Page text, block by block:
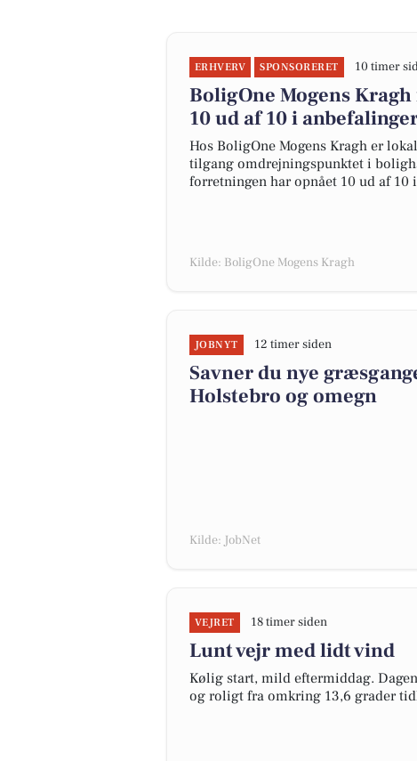
ERHVERV SPONSORERET 10 timer
BoligOne Mogens
10 ud af 10 i
Hos BoligOne Mogens Kragh er
tilgang omdrejningspunktet i
forretningen har opnået 10 ud af 10
Kilde: BoligOne Mogens Kragh
JOBNYT 12 timer siden
Savner du nye
Holstebro og omegn
Kilde: JobNet
VEJRET 18 timer siden
Lunt vejr med lidt vind
Kølig start, mild eftermiddag.
og roligt fra omkring 13,6 grader